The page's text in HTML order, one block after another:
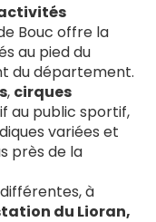
Bouc offre la
au pied du
du département.
, cirques
au public sportif,
variées et
près de la
à
du Lioran,